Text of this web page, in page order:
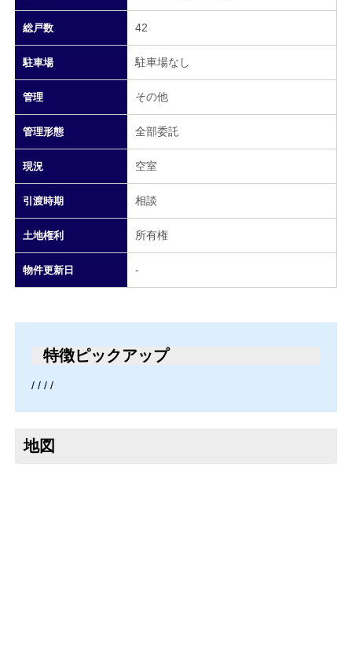
総戸数 42
駐車場 駐車場なし
管理 その他
管理形態 全部委託
現況 空室
引渡時期 相談
土地権利 所有権
物件更新日 -
特徴ピックアップ
/ / / /
地図